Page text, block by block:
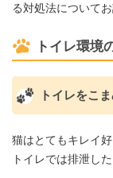
る対処法についてお
トイレ環境
トイレをこ
猫はとてもキレイ
トイレでは排泄し